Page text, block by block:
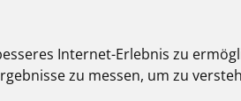
Internet-Erlebnis zu
zu messen, um zu
nicht weiterverwendet werden.